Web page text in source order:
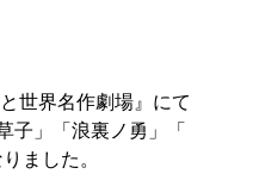
世界名作劇場』にて
子」「浪裏ノ勇」「
ました。